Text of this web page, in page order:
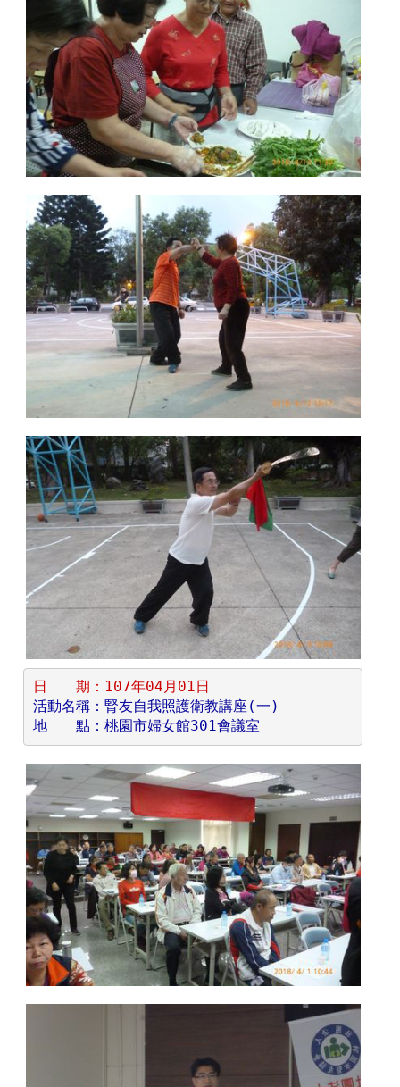
日　　期：107年04月01日
活動名稱：腎友自我照護衛教講座(一)
地　　點：桃園市婦女館301會議室